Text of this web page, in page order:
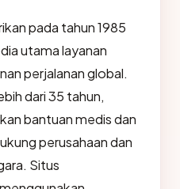
pada tahun 1985
utama layanan
perjalanan global.
dari 35 tahun,
bantuan medis dan
perusahaan dan
Situs